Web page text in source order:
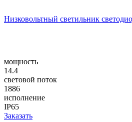
Низковольтный светильник
мощность
14.4
световой поток
1886
исполнение
IP65
Заказать